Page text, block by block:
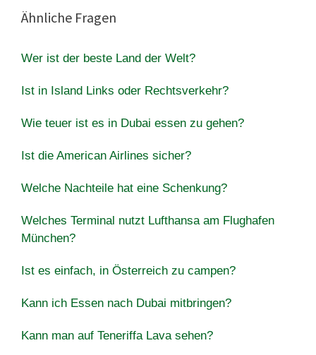
Ähnliche Fragen
Wer ist der beste Land der Welt?
Ist in Island Links oder Rechtsverkehr?
Wie teuer ist es in Dubai essen zu gehen?
Ist die American Airlines sicher?
Welche Nachteile hat eine Schenkung?
Welches Terminal nutzt Lufthansa am Flughafen
München?
Ist es einfach, in Österreich zu campen?
Kann ich Essen nach Dubai mitbringen?
Kann man auf Teneriffa Lava sehen?